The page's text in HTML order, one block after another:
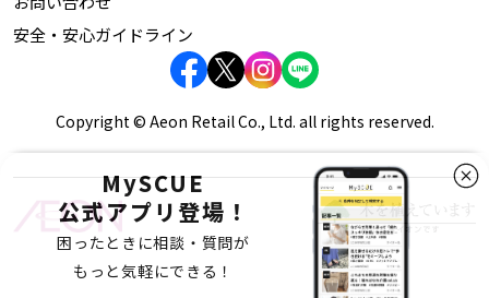
MySCUE
公式アプリ登場！
困ったときに相談・質問が
もっと気軽にできる！
安全・安心ガイドライン
Copyright © Aeon Retail Co., Ltd. all rights reserved.